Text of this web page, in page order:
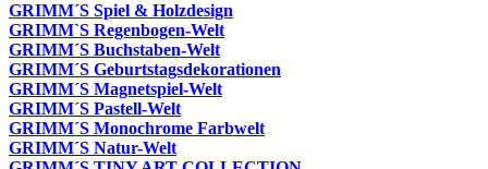
GRIMM´S Spiel & Holzdesign
GRIMM`S Regenbogen-Welt
GRIMM´S Buchstaben-Welt
GRIMM´S Geburtstagsdekorationen
GRIMM´S Magnetspiel-Welt
GRIMM´S Pastell-Welt
GRIMM´S Monochrome Farbwelt
GRIMM´S Natur-Welt